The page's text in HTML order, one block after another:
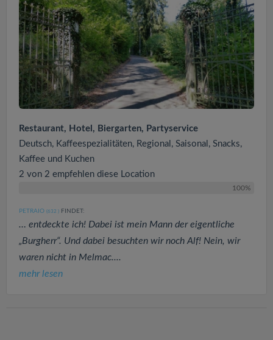
Restaurant, Hotel, Biergarten, Partyservice
Deutsch, Kaffeespezialitäten, Regional, Saisonal, Snacks,
Kaffee und Kuchen
2 von 2 empfehlen diese Location
100%
PETRAIO (632 ) FINDET:
… entdeckte ich! Dabei ist mein Mann der eigentliche
„Burgherr“. Und dabei besuchten wir noch Alf! Nein, wir
waren nicht in Melmac....
mehr lesen